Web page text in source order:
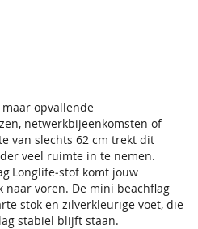
opvallende
netwerkbijeenkomsten of
van slechts 62 cm trekt dit
veel ruimte in te nemen.
Longlife‑stof komt jouw
naar voren. De mini beachflag
stok en zilverkleurige voet, die
stabiel blijft staan.